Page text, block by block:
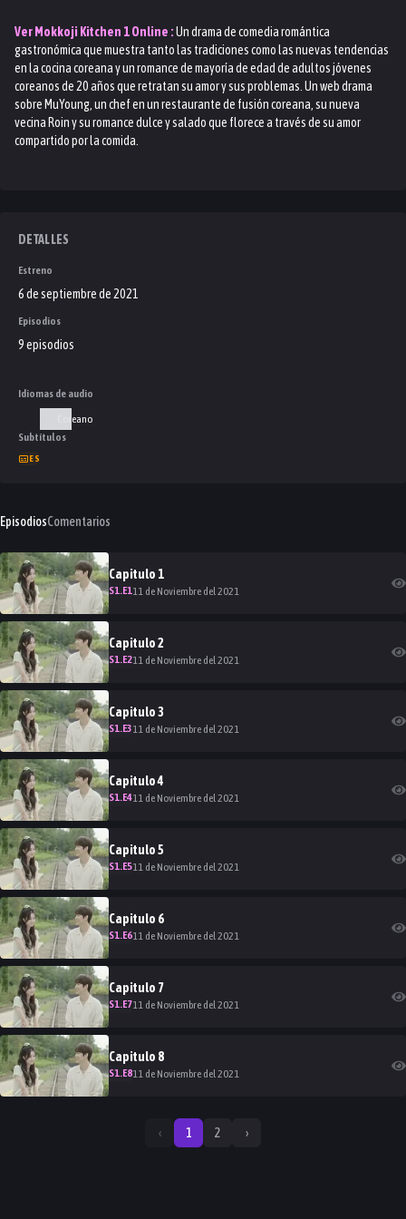
VerMokkoji Kitchen 1Online :Un drama de comedia romántica
gastronómica que muestra tanto las tradiciones como las nuevas tendencias
en la cocina coreana y un romance de mayoría de edad de adultos jóvenes
coreanos de 20 años que retratan su amor y sus problemas. Un web drama
sobre MuYoung, un chef en un restaurante de fusión coreana, su nueva
vecina Roin y su romance dulce y salado que florece a través de su amor
compartido por la comida.
DETALLES
Estreno
6 de septiembre de 2021
Episodios
9 episodios
Idiomas de audio
Coreano
Subtítulos
ES
EpisodiosComentarios
Capitulo 1
S1.E111 de Noviembre del 2021
Capitulo2
S1.E211 de Noviembre del 2021
Capitulo3
S1.E311 de Noviembre del 2021
Capitulo4
S1.E411 de Noviembre del 2021
Capitulo5
S1.E511 de Noviembre del 2021
Capitulo 6
S1.E611 de Noviembre del 2021
Capitulo 7
S1.E711 de Noviembre del 2021
Capitulo 8
S1.E811 de Noviembre del 2021
‹ 1 2 ›